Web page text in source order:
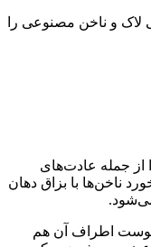
لاک و ناخن مصنوعی را
جمله عادت‌های
ناخن‌ها با بزاق دهان
پوست اطراف آن هم